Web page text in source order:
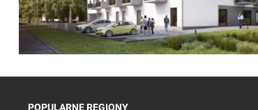
POPULARNE REGIONY